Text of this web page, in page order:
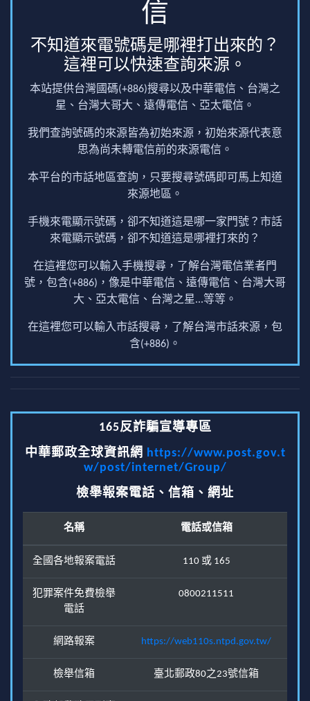
信
不知道來電號碼是哪裡打出來的？
這裡可以快速查詢來源。
本站提供台灣國碼(+886)搜尋以及中華電信、台灣之
星、台灣大哥大、遠傳電信、亞太電信。
我們查詢號碼的來源皆為初始來源，初始來源代表意
思為尚未轉電信前的來源電信。
本平台的市話地區查詢，只要搜尋號碼即可馬上知道
來源地區。
手機來電顯示號碼，卻不知道這是哪一家門號？市話
來電顯示號碼，卻不知道這是哪裡打來的？
在這裡您可以輸入手機搜尋，了解台灣電信業者門
號，包含(+886)，像是中華電信、遠傳電信、台灣大哥
大、亞太電信、台灣之星...等等。
在這裡您可以輸入市話搜尋，了解台灣市話來源，包
含(+886)。
165反詐騙宣導專區
中華郵政全球資訊網 https://www.post.gov.t
w/post/internet/Group/
檢舉報案電話、信箱、網址
名稱 電話或信箱
全國各地報案電話 110 或 165
犯罪案件免費檢舉
電話
0800211511
網路報案 https://web110s.ntpd.gov.tw/
檢舉信箱 臺北郵政80之23號信箱